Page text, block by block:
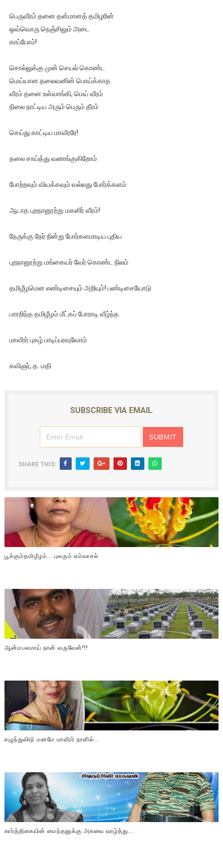
பெருவீரம் தனை தன்மானத் தமிழரின்
ஒவ்வொரு நெஞ்சிலும் அடை
காப்போம்!
சொல்லுக்கு முன் செயல் கொண்ட
மெய்யான தலைவனின் பொய்க்காத
வீரம் தனை உள்வாங்கி, மெய் வீரம்
நிலை நாட்டிய அரும் பெரும் தீரம்
செய்து காட்டிய மாவீரரே!
தலை சாய்த்து வணங்குகிறோம்
போற்றவும் வியக்கவும் வல்லது போர்க்களம்
ஆடாத புறநானூற்று மகளிர் வீரம்!
நேருக்கு நேர் நின்று போர்களமாடிய புதிய
புறநானூற்று மங்கையர் வேர் கொண்ட நிலம்
தமிழீழமென எண்டிசையும் அறியும்! பண்டிசையோடு
பாரறிந்த தமிழீழம் மீட்கப் போராடி வீழ்ந்த
மாவீரர் புகழ் பாடிப்பரவுவோம்
கவிஞர், த. மதி
SUBSCRIBE VIA EMAIL
SHARE THIS:
பூக்கும்தமிழீழம்….புலரும் எம்வாசல்
ஆன்மபலமாய் நான் வருவேன்!!!
எழுந்துவிடு மனமே மாவீரர் நாளில்…
கார்த்திகையின் மைந்தனுக்கு அகவை வாழ்த்து….